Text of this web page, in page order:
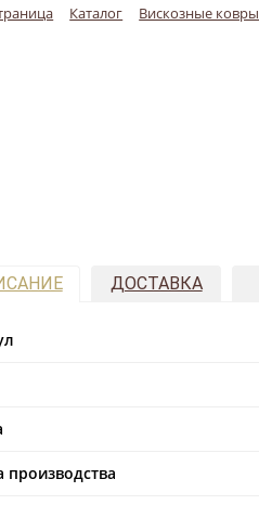
Каталог Вискозные ковры
ДОСТАВКА
производства